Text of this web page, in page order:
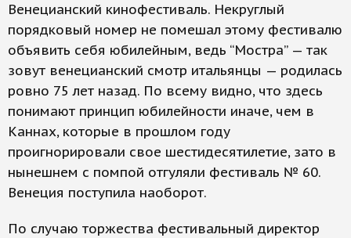
Венецианский кинофестиваль. Некруглый
порядковый номер не помешал этому фестивалю
объявить себя юбилейным, ведь “Мостра” — так
зовут венецианский смотр итальянцы — родилась
ровно 75 лет назад. По всему видно, что здесь
понимают принцип юбилейности иначе, чем в
Каннах, которые в прошлом году
проигнорировали свое шестидесятилетие, зато в
нынешнем с помпой отгуляли фестиваль № 60.
Венеция поступила наоборот.
По случаю торжества фестивальный директор